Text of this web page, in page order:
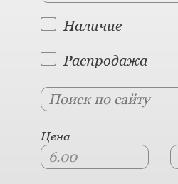
Наличие
Распродажа
Цена